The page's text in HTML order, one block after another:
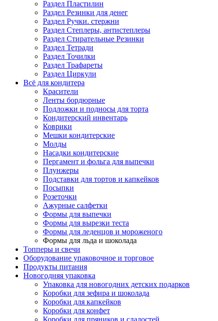
Раздел Пластилин
Раздел Резинки для денег
Раздел Ручки. стержни
Раздел Степлеры, антистеплеры
Раздел Стирательные Резинки
Раздел Тетради
Раздел Точилки
Раздел Трафареты
Раздел Циркули
Всё для кондитера
Красители
Ленты бордюрные
Подложки и подносы для торта
Кондитерский инвентарь
Коврики
Мешки кондитерские
Молды
Насадки кондитерские
Пергамент и фольга для выпечки
Плунжеры
Подставки для тортов и капкейков
Посыпки
Розеточки
Ажурные салфетки
Формы для выпечки
Формы для вырезки теста
Формы для леденцов и мороженого
Формы для льда и шоколада
Топперы и свечи
Оборудование упаковочное и торговое
Продукты питания
Новогодняя упаковка
Упаковка для новогодних детских подарков
Коробки для зефира и шоколада
Коробки для капкейков
Коробки для конфет